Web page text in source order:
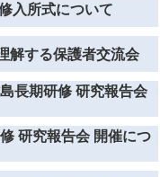
入所式について
解する保護者交流会
長期研修 研究報告会
研究報告会 開催につ